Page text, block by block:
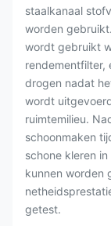
staalkanaal
worden
wordt gebruikt
rendementfilter,
drogen nadat
wordt
ruimtemilieu.
schoonmaken
schone kleren
kunnen worden
getest.